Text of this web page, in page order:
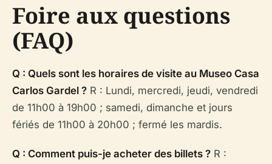
Foire aux questions
(FAQ)
Q : Quels sont les horaires de visite au Museo Casa
Carlos Gardel ? R : Lundi, mercredi, jeudi, vendredi
de 11h00 à 19h00 ; samedi, dimanche et jours
fériés de 11h00 à 20h00 ; fermé les mardis.
Q : Comment puis-je acheter des billets ? R :